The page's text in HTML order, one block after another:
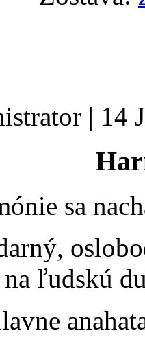
| 14
sa
ľudskú